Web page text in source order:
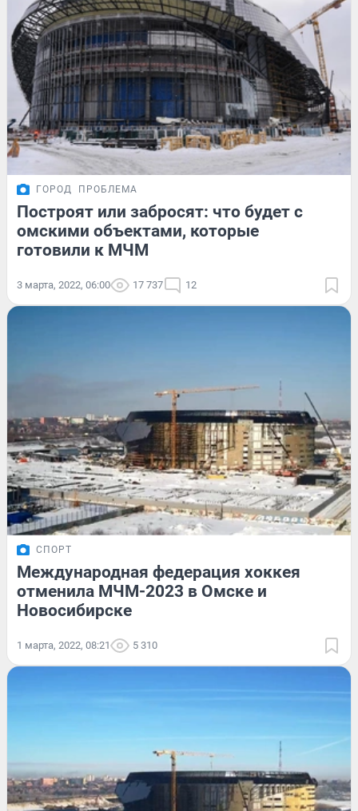
ГОРОД ПРОБЛЕМА
Построят или забросят: что будет с
омскими объектами, которые
готовили к МЧМ
3 марта, 2022, 06:00 17 737 12
СПОРТ
Международная федерация хоккея
отменила МЧМ-2023 в Омске и
Новосибирске
1 марта, 2022, 08:21 5 310